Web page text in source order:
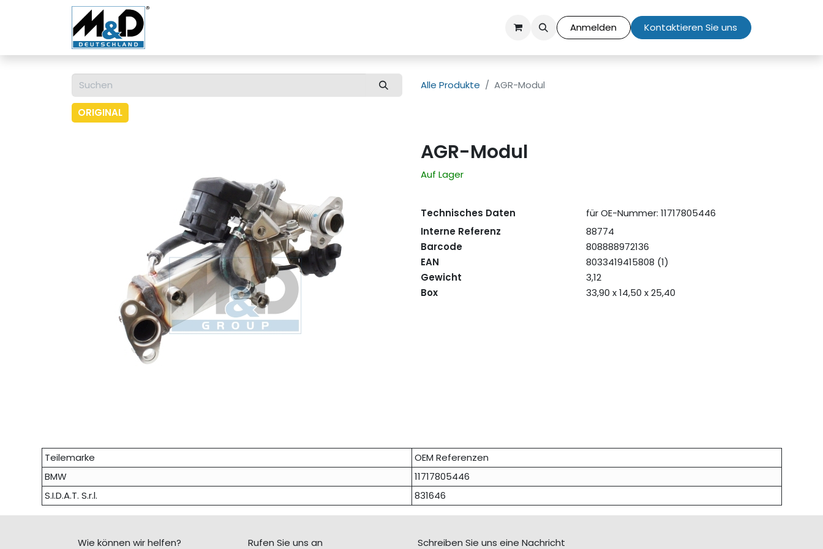
Anmelden Kontaktieren Sie uns
Alle Produkte AGR-Modul
ORIGINAL
AGR-Modul
Auf Lager
Technisches Daten
für OE-Nummer: 11717805446
Interne Referenz
88774
Barcode
808888972136
EAN
8033419415808 (1)
Gewicht
3,12
Box
33,90 x 14,50 x 25,40
Teilemarke
OEM Referenzen
BMW
11717805446
S.I.D.A.T. S.r.l.
831646
Wie können wir helfen? Rufen Sie uns an Schreiben Sie uns eine Nachricht